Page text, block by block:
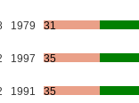
1979 31
1997 35
1991 35